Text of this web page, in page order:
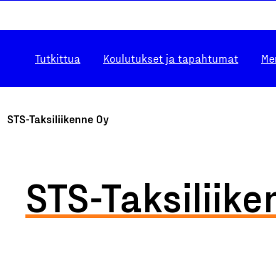
Tutkittua Koulutukset ja tapahtumat
STS-Taksiliikenne Oy
STS-